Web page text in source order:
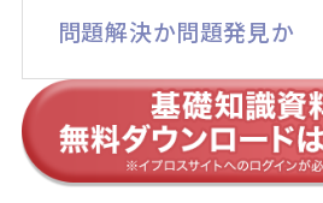
問題解決か問題発見か